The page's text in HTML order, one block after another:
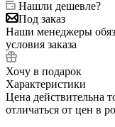
Нашли дешевле?
Под заказ
Наши менеджеры
условия заказа
Хочу в подарок
Характеристики
Цена действительна
отличаться от цен в